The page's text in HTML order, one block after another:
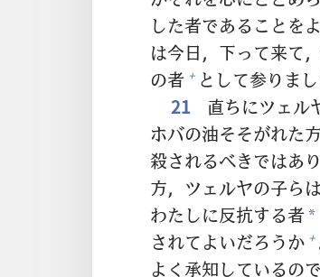
した者であることを
は今日， 下って来て，
の者 + として参りまし
21
直ちにツェル
ホバの油そそがれた方
殺されるべきではあ
方，ツェルヤの子ら
わたしに反抗する者*
されてよいだろうか +
よく 承知しているの